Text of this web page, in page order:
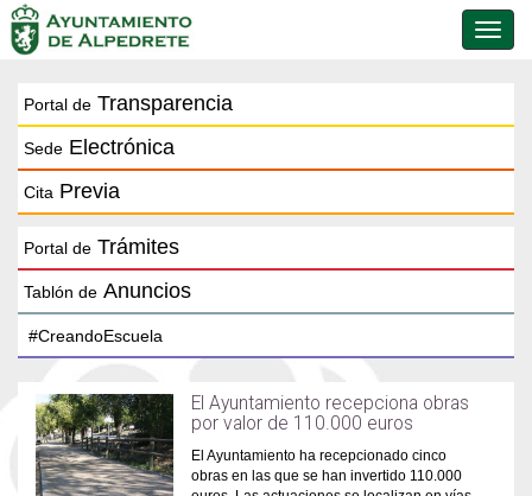
de
Portal de Transparencia
Sede Electrónica
Cita Previa
Portal de Trámites
Tablón de Anuncios
El Ayuntamiento recepciona obras
por valor de 110.000 euros
El Ayuntamiento ha recepcionado cinco
obras en las que se han invertido 110.000